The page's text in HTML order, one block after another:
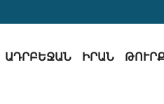
ԱԴՐԲԵՋԱՆ ԻՐԱՆ